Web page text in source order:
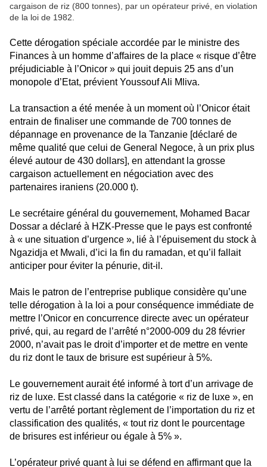
cargaison de riz (800 tonnes), par un opérateur privé, en violation
de la loi de 1982.
Cette dérogation spéciale accordée par le ministre des
Finances à un homme d’affaires de la place « risque d’être
préjudiciable à l’Onicor » qui jouit depuis 25 ans d’un
monopole d’Etat, prévient Youssouf Ali Mliva.
La transaction a été menée à un moment où l’Onicor était
entrain de finaliser une commande de 700 tonnes de
dépannage en provenance de la Tanzanie [déclaré de
même qualité que celui de General Negoce, à un prix plus
élevé autour de 430 dollars], en attendant la grosse
cargaison actuellement en négociation avec des
partenaires iraniens (20.000 t).
Le secrétaire général du gouvernement, Mohamed Bacar
Dossar a déclaré à HZK-Presse que le pays est confronté
à « une situation d’urgence », lié à l’épuisement du stock à
Ngazidja et Mwali, d’ici la fin du ramadan, et qu’il fallait
anticiper pour éviter la pénurie, dit-il.
Mais le patron de l’entreprise publique considère qu’une
telle dérogation à la loi a pour conséquence immédiate de
mettre l’Onicor en concurrence directe avec un opérateur
privé, qui, au regard de l’arrêté n°2000-009 du 28 février
2000, n’avait pas le droit d’importer et de mettre en vente
du riz dont le taux de brisure est supérieur à 5%.
Le gouvernement aurait été informé à tort d’un arrivage de
riz de luxe. Est classé dans la catégorie « riz de luxe », en
vertu de l’arrêté portant règlement de l’importation du riz et
classification des qualités, « tout riz dont le pourcentage
de brisures est inférieur ou égale à 5% ».
L’opérateur privé quant à lui se défend en affirmant que la